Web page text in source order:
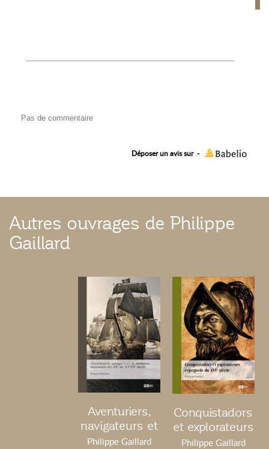
Pas de commentaire
Déposer un avis sur -
Autres ouvrages de Philippe
Gaillard
Aventuriers,
navigateurs et
corsaires
Philippe Gaillard
Conquistadors
et explorateurs
espagnols du
Philippe Gaillard